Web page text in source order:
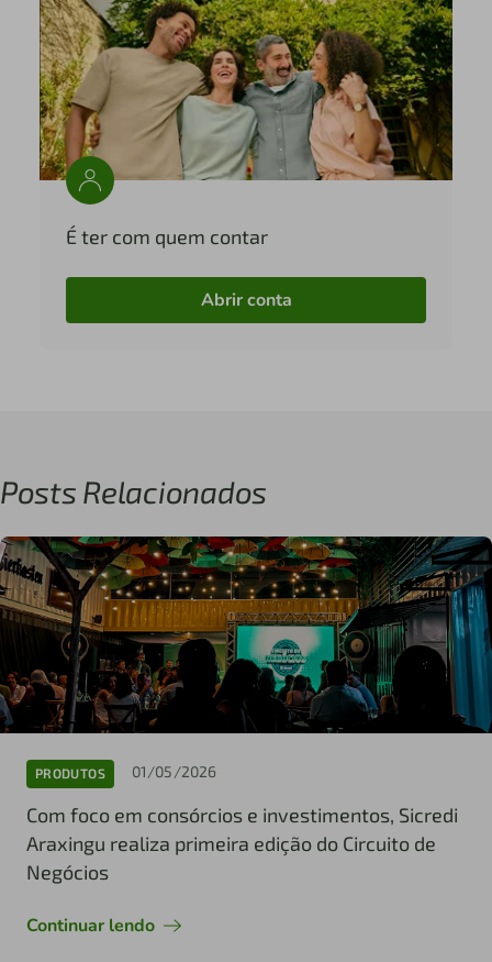
É ter com quem contar
Abrir conta
Posts Relacionados
PRODUTOS 01/05/2026
Com foco em consórcios e investimentos, Sicredi
Araxingu realiza primeira edição do Circuito de
Negócios
Continuar lendo